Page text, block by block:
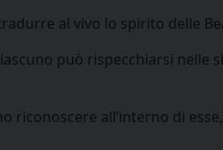
al vivo lo spirito delle
può rispecchiarsi nelle
riconoscere all’interno di